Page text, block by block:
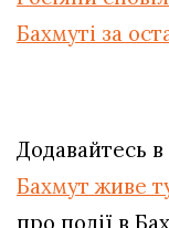
Бахмуті за
Додавайтесь
Бахмут живе